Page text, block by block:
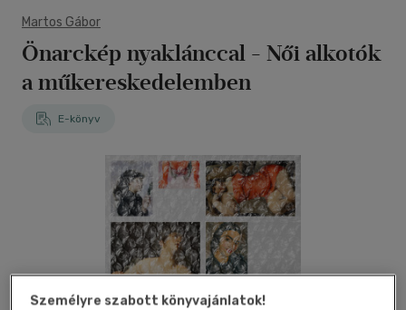
Martos Gábor
Önarckép nyaklánccal - Női alkotók
a műkereskedelemben
E-könyv
Személyre szabott könyvajánlatok!